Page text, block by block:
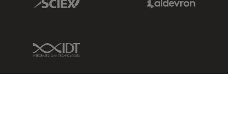
IDT Link